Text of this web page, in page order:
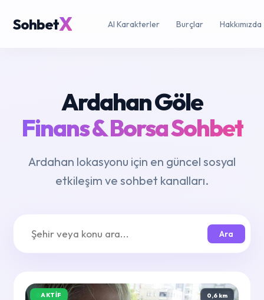
SohbetX AI Karakterler Burçlar Hakkımızda
Ardahan Göle
Finans & Borsa Sohbet
Ardahan lokasyonu için en güncel sosyal
etkileşim ve sohbet kanalları.
Ara
AKTIF 0,6 km